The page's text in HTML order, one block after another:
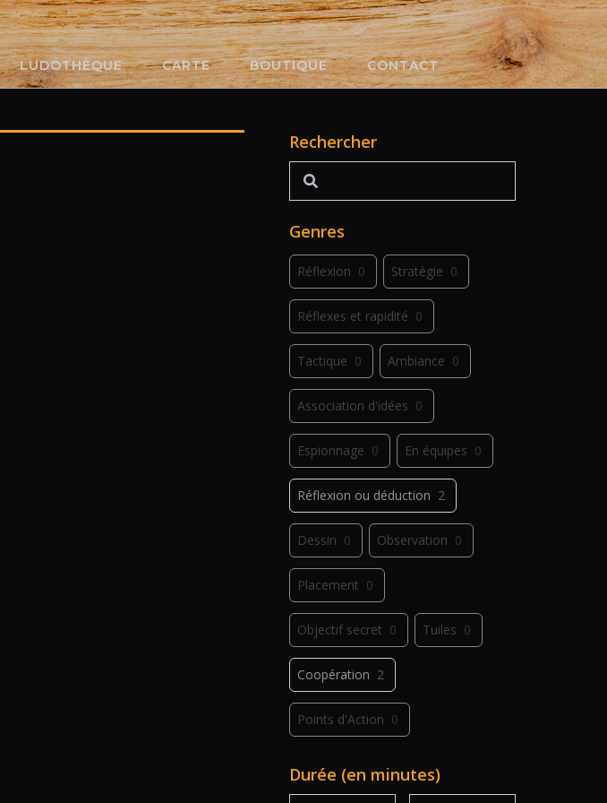
LUDOTHÈQUE CARTE BOUTIQUE CONTACT
Rechercher
Rechercher
Genres
Réflexion 0 Stratégie 0
Réflexes et rapidité 0
Tactique 0 Ambiance 0
Association d'idées 0
Espionnage 0 En équipes 0
Réflexion ou déduction 2
Dessin 0 Observation 0
Placement 0
Objectif secret 0 Tuiles 0
Coopération 2
Points d'Action 0
Déplacement 0
Durée (en minutes)